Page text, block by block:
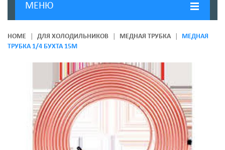
МЕНЮ
ГЛАВНАЯ
О КОМПАНИИ
НОВОСТИ
КОНТАКТЫ
HOME ДЛЯ ХОЛОДИЛЬНИКОВ МЕДНАЯ ТРУБКА
МЕДНАЯ
ТРУБКА 1/4 БУХТА 15М